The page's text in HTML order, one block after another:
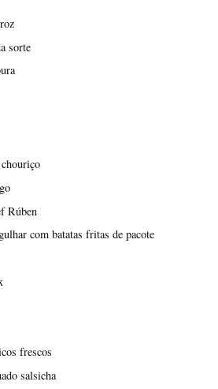
sorte
Rúben
com batatas fritas de pacote
frescos
salsicha